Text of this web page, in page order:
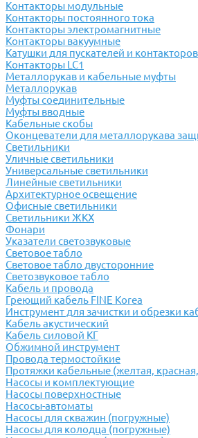
Контакторы модульные
Контакторы постоянного тока
Контакторы электромагнитные
Контакторы вакуумные
Катушки для пускателей и
Контакторы LC1
Металлорукав и кабельные муфты
Металлорукав
Муфты соединительные
Муфты вводные
Кабельные скобы
Оконцеватели для металлорукава
Светильники
Уличные светильники
Универсальные светильники
Линейные светильники
Архитектурное освещение
Офисные светильники
Светильники ЖКХ
Фонари
Указатели светозвуковые
Световое табло
Световое табло двусторонние
Светозвуковое табло
Кабель и провода
Греющий кабель FINE Korea
Инструмент для зачистки и обрезки
Кабель акустический
Кабель силовой КГ
Обжимной инструмент
Провода термостойкие
Протяжки кабельные (желтая,
Насосы и комплектующие
Насосы поверхностные
Насосы-автоматы
Насосы для скважин (погружные)
Насосы для колодца (погружные)